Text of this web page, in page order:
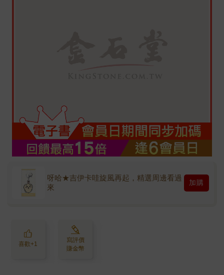
呀哈★吉伊卡哇旋風再起，精選周邊看過
來
加購
喜歡+1
寫評價
賺金幣